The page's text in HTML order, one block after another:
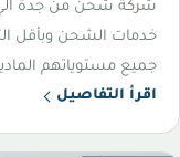
شركة شحن من جدة
خدمات الشحن وبأقل
جميع مستوياتهم
اقرأ التفاصيل